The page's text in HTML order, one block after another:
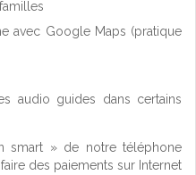
avec Google Maps (pratique
audio guides dans certains
smart » de notre téléphone
des paiements sur Internet